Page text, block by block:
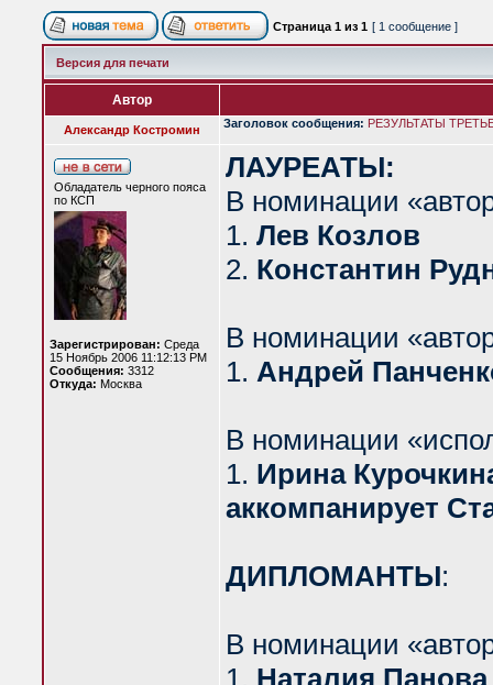
Страница 1 из 1 [ 1 сообщение ]
Версия для печати
Автор
Александр Костромин Заголовок сообщения: РЕЗУЛЬТАТЫ
Обладатель черного пояса
по КСП
Зарегистрирован: Среда
15 Ноябрь 2006 11:12:13 PM
Сообщения: 3312
Откуда: Москва
ЛАУРЕАТЫ:
В номинации
1. Лев Козлов
2. Константин
В номинации
1. Андрей
В номинации
1. Ирина
аккомпанирует
ДИПЛОМАНТЫ:
В номинации
1. Наталия Панова